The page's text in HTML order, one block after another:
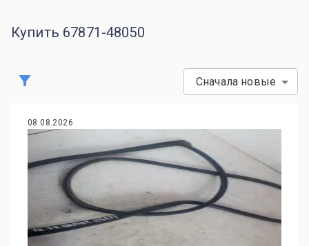
Купить 67871-48050
Сначала новые
08.08.2026